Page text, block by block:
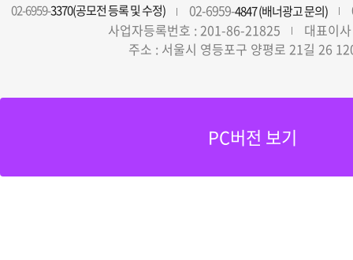
02-6959-3370(공모전 등록 및 수정) 02-6959-4847 (배너광고 문의)
사업자등록번호 : 201-86-21825
대표이
주소 : 서울시 영등포구 양평로 21길 26
PC버전 보기